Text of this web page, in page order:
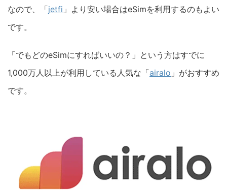
なので、「jetfi 」より安い場合はeSimを利用するのもよい
です。
「でもどのeSimにすればいいの？」という方はすでに
1,000万人以上が利用している人気な「airalo 」がおすすめ
です。